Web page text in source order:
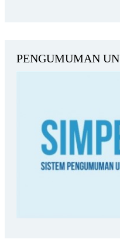
PENGUMUMAN UN